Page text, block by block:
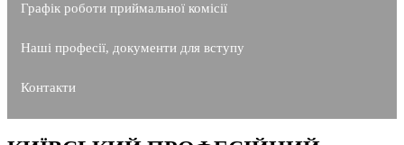
Графік роботи приймальної комісії
Наші професії, документи для вступу
Контакти